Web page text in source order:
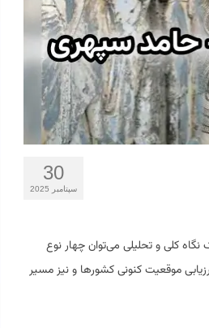
30
سپتامبر 2025
کلی و تحلیلی می‌توان چهار نوع
موقعیت کنونی کشورها و نیز مسیر